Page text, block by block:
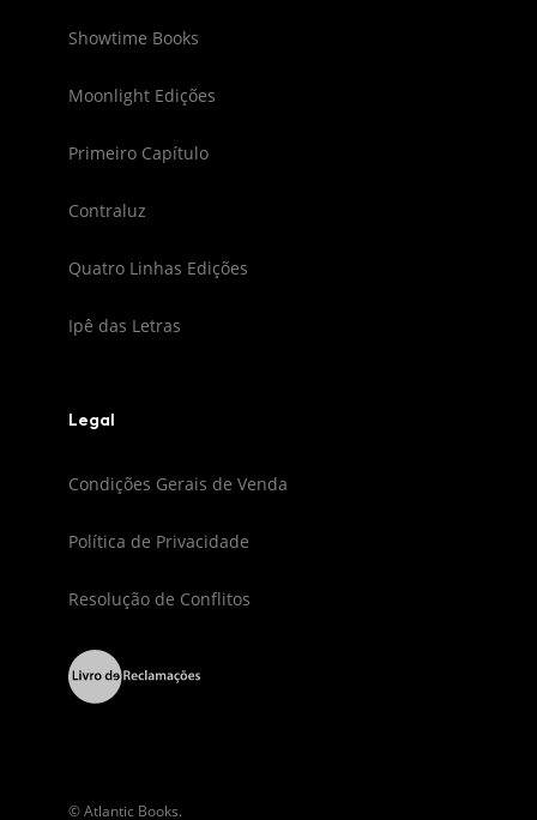
Showtime Books
Moonlight Edições
Primeiro Capítulo
Contraluz
Quatro Linhas Edições
Ipê das Letras
Legal
Condições Gerais de Venda
Política de Privacidade
Resolução de Conflitos
© Atlantic Books.